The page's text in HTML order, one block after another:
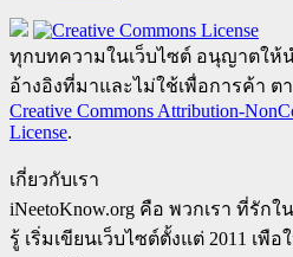
ทุกบทความในเว็บไซต์ อนุญาตให้น
อ้างอิงที่มาและไม่ใช้เพื่อการค้า
Creative Commons Attribution-
License.
เกี่ยวกับเรา
iNeetoKnow.org คือ พวกเรา ที่รัก
รู้ เริ่มเขียนเว็บไซต์ตั้งแต่ 2011 เพื